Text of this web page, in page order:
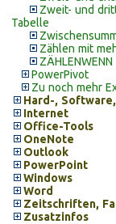
Zweit- und
Tabelle
Zählen mit
PowerPivot
Zu noch mehr
Hard-,
Internet
Office-Tools
OneNote
Outlook
PowerPoint
Windows
Word
Zeitschriften,
Zusatzinfos